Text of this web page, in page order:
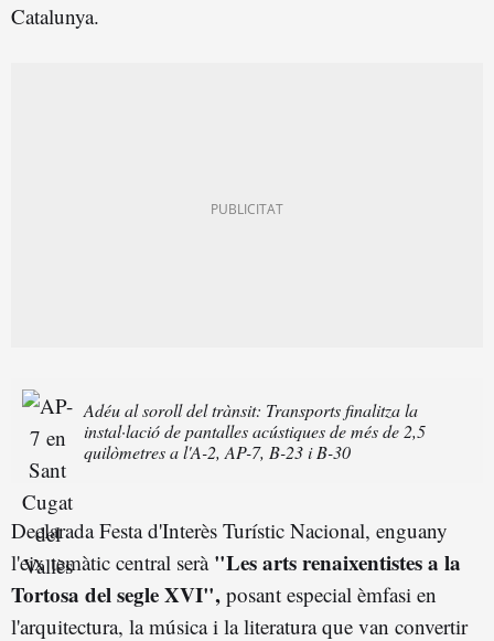
Catalunya.
Adéu al soroll del trànsit: Transports finalitza la
instal·lació de pantalles acústiques de més de 2,5
quilòmetres a l'A-2, AP-7, B-23 i B-30
Declarada Festa d'Interès Turístic Nacional, enguany
l'eix temàtic central serà "Les arts renaixentistes a la
Tortosa del segle XVI", posant especial èmfasi en
l'arquitectura, la música i la literatura que van convertir